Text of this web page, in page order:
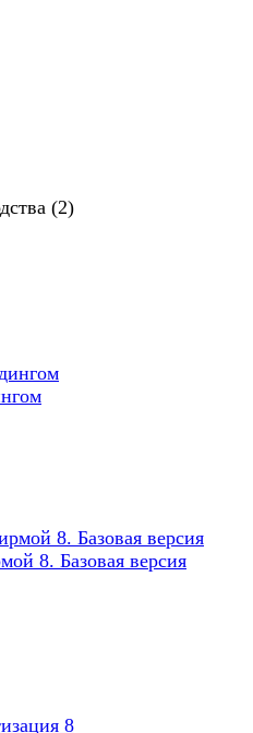
(2)
8. Базовая версия